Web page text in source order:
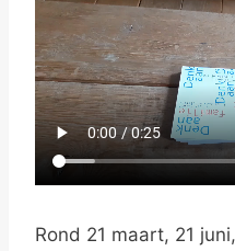
Rond 21 maart, 21